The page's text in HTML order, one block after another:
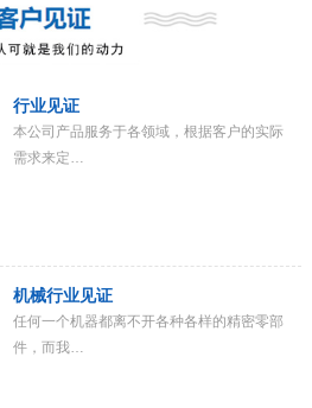
行业见证
本公司产品服务于各领域，根据客户的实际
需求来定…
机械行业见证
任何一个机器都离不开各种各样的精密零部
件，而我…